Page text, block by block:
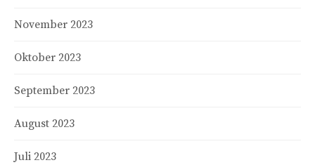
November 2023
Oktober 2023
September 2023
August 2023
Juli 2023